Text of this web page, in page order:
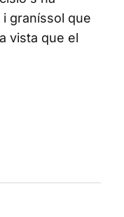
graníssol que
vista que el